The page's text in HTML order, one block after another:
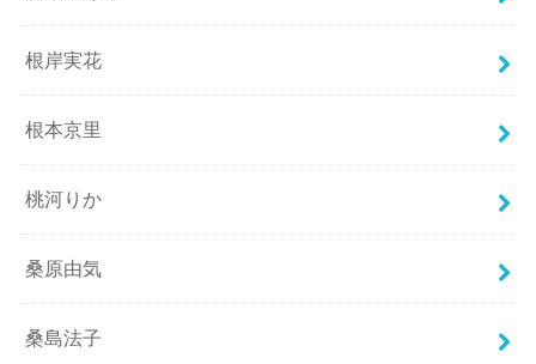
根岸実花
根本京里
桃河りか
桑原由気
桑島法子